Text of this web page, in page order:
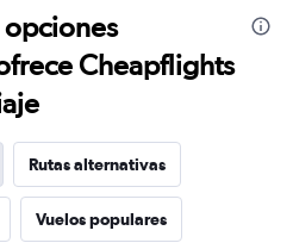
Cheapflights
Rutas alternativas
Vuelos populares